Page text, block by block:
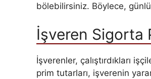
bölebilirsiniz. Böylece,
İşveren Sigorta
İşverenler, çalıştırdıkları
prim tutarları, işverenin